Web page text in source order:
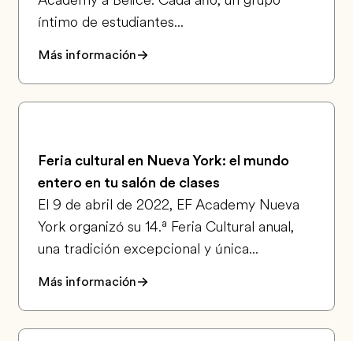
íntimo de estudiantes...
Más información
Feria cultural en Nueva York: el mundo
entero en tu salón de clases
El 9 de abril de 2022, EF Academy Nueva
York organizó su 14.ª Feria Cultural anual,
una tradición excepcional y única...
Más información